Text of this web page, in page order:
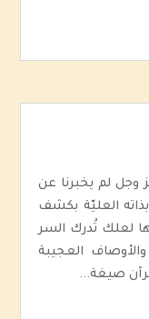
وجل لم يخبرنا عن
بذاته العليّة بكشف
لعلك تُدرك السر
العجيبة
صيغة...